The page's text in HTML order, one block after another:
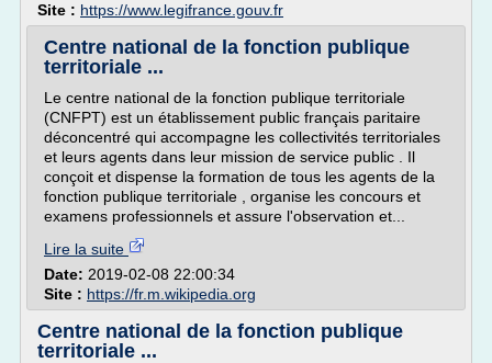
Site : https://www.legifrance.gouv.fr
Centre national de la fonction publique
territoriale ...
Le centre national de la fonction publique territoriale
(CNFPT) est un établissement public français paritaire
déconcentré qui accompagne les collectivités territoriales
et leurs agents dans leur mission de service public . Il
conçoit et dispense la formation de tous les agents de la
fonction publique territoriale , organise les concours et
examens professionnels et assure l'observation et...
Lire la suite
Date: 2019-02-08 22:00:34
Site : https://fr.m.wikipedia.org
Centre national de la fonction publique
territoriale ...